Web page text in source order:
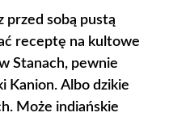
przed sobą pustą
receptę na kultowe
Stanach, pewnie
Kanion. Albo dzikie
Może indiańskie